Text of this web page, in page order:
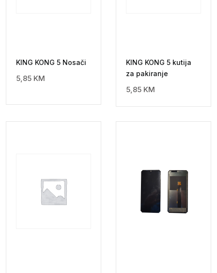
KING KONG 5 Nosači
5,85 KM
KING KONG 5 kutija
za pakiranje
5,85 KM